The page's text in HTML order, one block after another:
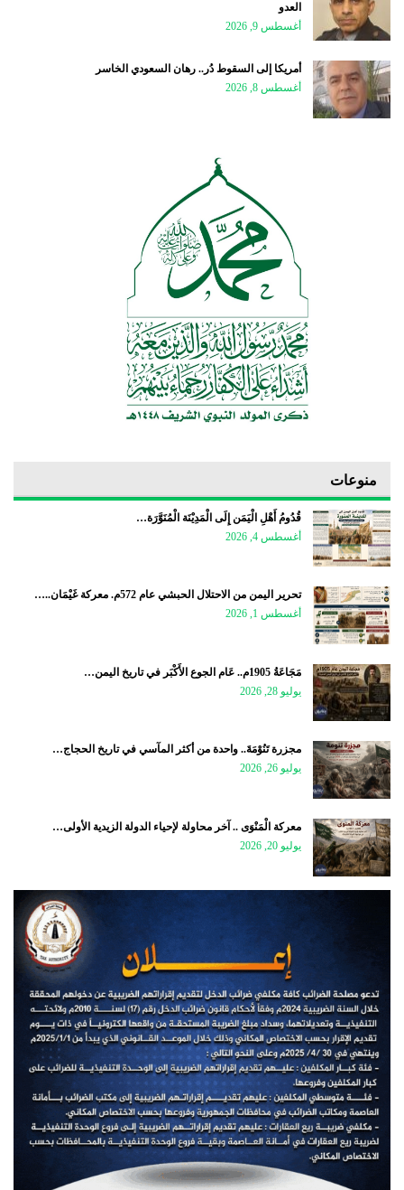
العدو
أغسطس 9, 2026
أمريكا إلى السقوط دُر.. رهان السعودي الخاسر
أغسطس 8, 2026
منوعات
قُدُومُ أَهْلِ الْيَمَن إِلَى الْمَدِيْنَة الْمُنَوَّرَة…
أغسطس 4, 2026
تحرير اليمن من الاحتلال الحبشي عام 572م. معركة غَيْمَان..…
أغسطس 1, 2026
مَجَاعَةُ 1905م.. عَام الجوع الأَكْبَر في تاريخ اليمن…
يوليو 28, 2026
مجزرة تَنُوْمَةَ.. واحدة من أكثر المآسي في تاريخ الحجاج…
يوليو 26, 2026
معركة الْمَنْوَى .. آخر محاولة لإحياء الدولة الزيدية الأولى…
يوليو 20, 2026